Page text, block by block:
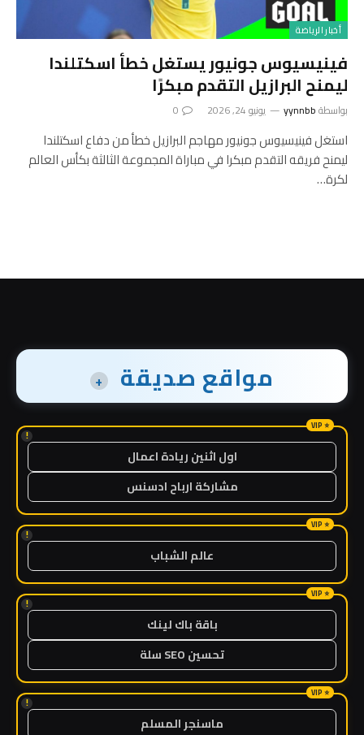
أخبار الرياضة
فينيسيوس جونيور يستغل خطأ اسكتلندا
ليمنح البرازيل التقدم مبكرًا
بواسطةyynnbb يونيو 24, 2026 0
استغل فينيسيوس جونيور مهاجم البرازيل خطأ من دفاع اسكتلندا
ليمنح فريقه التقدم مبكرا في مباراة المجموعة الثالثة بكأس العالم
لكرة…
مواقع صديقة +
!
اول اثنين ريادة اعمال
مشاركة ارباح ادسنس
!
عالم الشباب
!
باقة باك لينك
تحسين SEO سلة
!
ماسنجر المسلم